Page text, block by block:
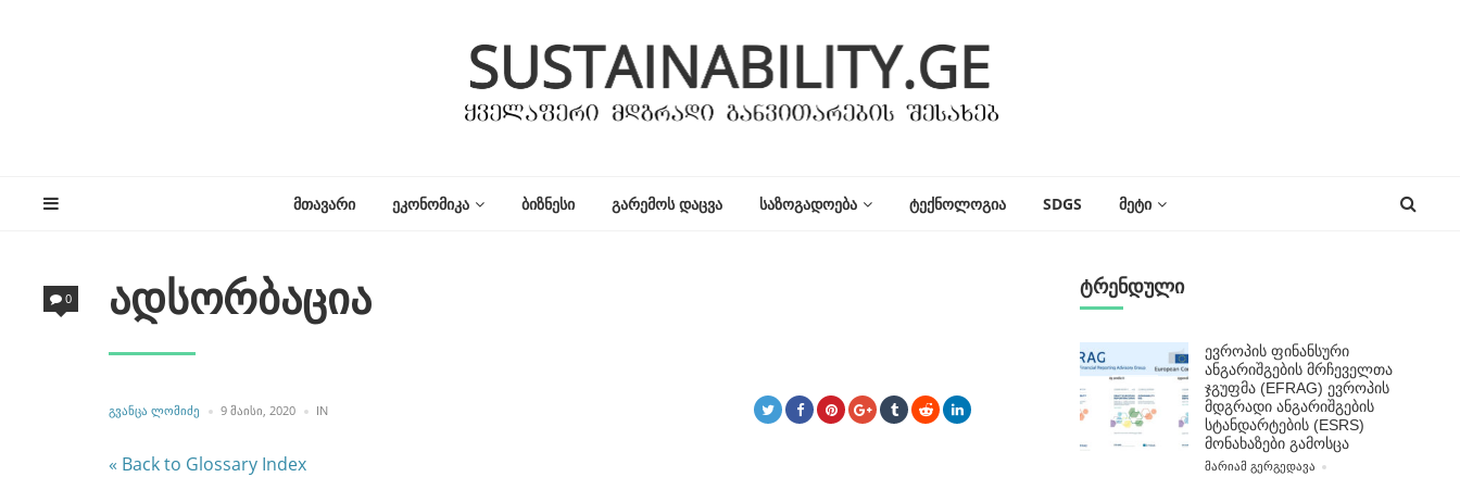
ᲛᲗᲐᲕᲐᲠᲘ ᲔᲙᲝᲜᲝᲛᲘᲙᲐ ᲑᲘᲖᲜᲔᲡᲘ ᲒᲐᲠᲔᲛᲝᲡ ᲓᲐᲪᲕᲐ ᲡᲐᲖᲝᲒᲐᲓᲝᲔᲑᲐ ᲢᲔᲥᲜᲝᲚᲝᲒᲘᲐ SDGS ᲛᲔᲢᲘ
ადსორბაცია
POSTED
ᲒᲕᲐᲜᲪᲐ ᲚᲝᲛᲘᲫᲔ 9 ᲛᲐᲘᲡᲘ, 2020 INPOSTED
0
« Back to Glossary Index
ტრენდული
ევროპის ფინანსური
ანგარიშგების მრჩეველთა
ჯგუფმა (EFRAG) ევროპის
მდგრადი ანგარიშგების
სტანდარტების (ESRS)
მონახაზები გამოსცა
POSTED BY
ᲛᲐᲠᲘᲐᲛ ᲒᲔᲠᲒᲔᲓᲐᲕᲐ